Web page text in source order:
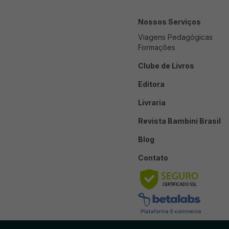
Nossos Serviços
Viagens Pedagógicas
Formações
Clube de Livros
Editora
Livraria
Revista Bambini Brasil
Blog
Contato